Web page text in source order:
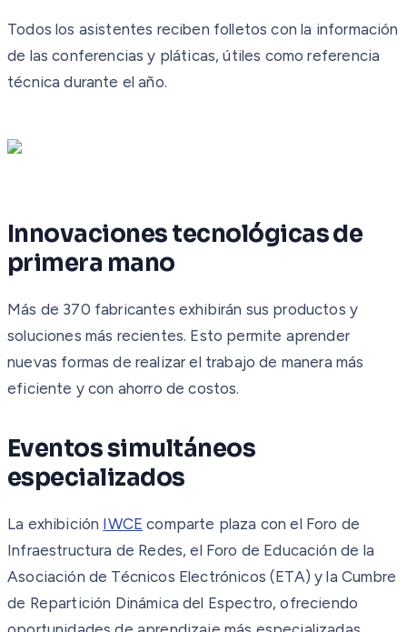
Todos los asistentes reciben folletos con la información
de las conferencias y pláticas, útiles como referencia
técnica durante el año.
Innovaciones tecnológicas de
primera mano
Más de 370 fabricantes exhibirán sus productos y
soluciones más recientes. Esto permite aprender
nuevas formas de realizar el trabajo de manera más
eficiente y con ahorro de costos.
Eventos simultáneos
especializados
La exhibición IWCE comparte plaza con el Foro de
Infraestructura de Redes, el Foro de Educación de la
Asociación de Técnicos Electrónicos (ETA) y la Cumbre
de Repartición Dinámica del Espectro, ofreciendo